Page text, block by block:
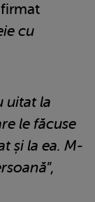
cu
uitat la
le făcuse
și la ea. M-
”,